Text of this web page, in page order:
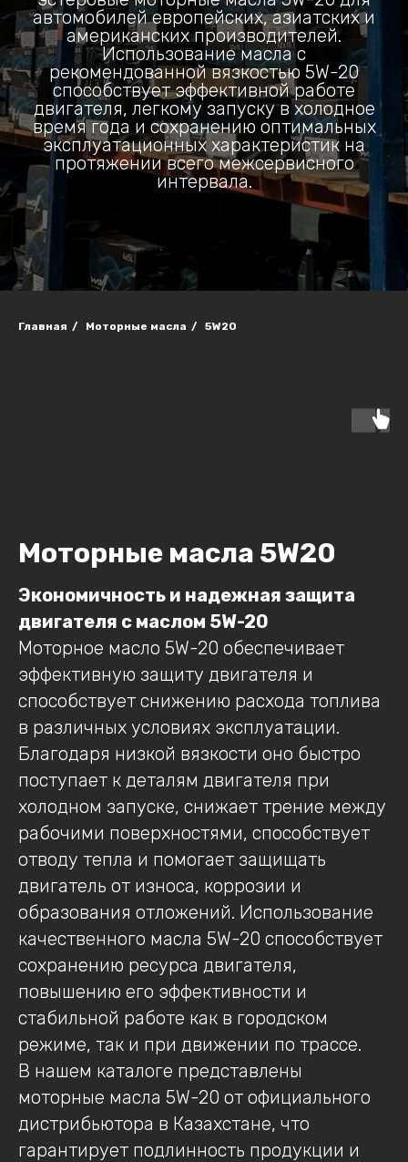
автомобилей европейских, азиатских и
американских производителей.
Использование масла с
рекомендованной вязкостью 5W-20
способствует эффективной работе
двигателя, легкому запуску в холодное
время года и сохранению оптимальных
эксплуатационных характеристик на
протяжении всего межсервисного
интервала.
Главная / Моторные масла / 5W20
Моторные масла 5W20
Экономичность и надежная защита
двигателя с маслом 5W-20
Моторное масло 5W-20 обеспечивает
эффективную защиту двигателя и
способствует снижению расхода топлива
в различных условиях эксплуатации.
Благодаря низкой вязкости оно быстро
поступает к деталям двигателя при
холодном запуске, снижает трение между
рабочими поверхностями, способствует
отводу тепла и помогает защищать
двигатель от износа, коррозии и
образования отложений. Использование
качественного масла 5W-20 способствует
сохранению ресурса двигателя,
повышению его эффективности и
стабильной работе как в городском
режиме, так и при движении по трассе.
В нашем каталоге представлены
моторные масла 5W-20 от официального
дистрибьютора в Казахстане, что
гарантирует подлинность продукции и